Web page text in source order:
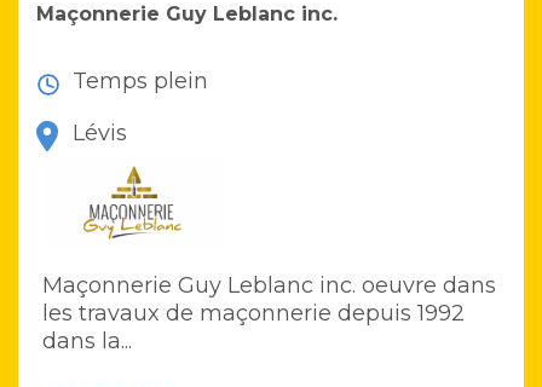
Maçonnerie Guy Leblanc inc.
Temps plein
Lévis
Maçonnerie Guy Leblanc inc. oeuvre dans
les travaux de maçonnerie depuis 1992
dans la...